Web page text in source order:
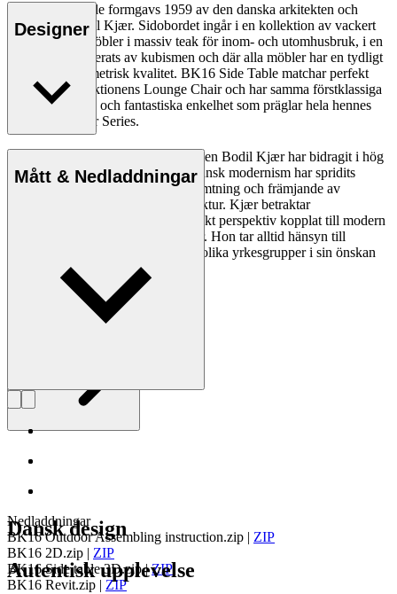
BK16 Side Table formgavs 1959 av den danska arkitekten och
professorn Bodil Kjær. Sidobordet ingår i en kollektion av vackert
utformade utemöbler i massiv teak för inom- och utomhusbruk, i en
form som inspirerats av kubismen och där alla möbler har en tydligt
stilren och geometrisk kvalitet. BK16 Side Table matchar perfekt
höjden på kollektionens Lounge Chair och har samma förstklassiga
hantverkskänsla och fantastiska enkelhet som präglar hela hennes
Indoor–Outdoor Series.
Designer
Den danska professorn och arkitekten Bodil Kjær har bidragit i hög
grad till att designprinciperna för dansk modernism har spridits
genom hennes resor, kunskapsinhämtning och främjande av
relationen mellan design och arkitektur. Kjær betraktar
möbelkonstruktion ur ett rent tekniskt perspektiv kopplat till modern
arkitektur och skapat för människor. Hon tar alltid hänsyn till
kontexten och har samarbetat med olika yrkesgrupper i sin önskan
att optimera fysiska miljöer.
Läs mer om Bodil Kjær
Mått & Nedladdningar
Nedladdningar
BK16 Outdoor Assembling instruction.zip | ZIP
BK16 2D.zip | ZIP
BK16 Side table 3D.zip|ZIP
BK16 Revit.zip | ZIP
Dansk design
Autentisk upplevelse